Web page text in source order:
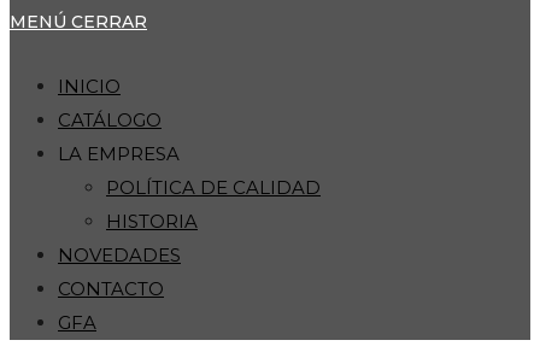
MENÚ CERRAR
INICIO
CATÁLOGO
LA EMPRESA
POLÍTICA DE CALIDAD
HISTORIA
NOVEDADES
CONTACTO
GFA